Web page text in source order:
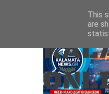
Aug 7, 2026
This
are